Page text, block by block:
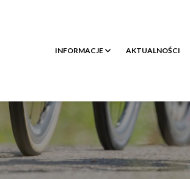
INFORMACJE AKTUALNOŚCI